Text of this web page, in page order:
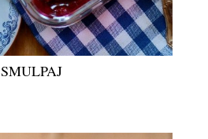
SMULPAJ